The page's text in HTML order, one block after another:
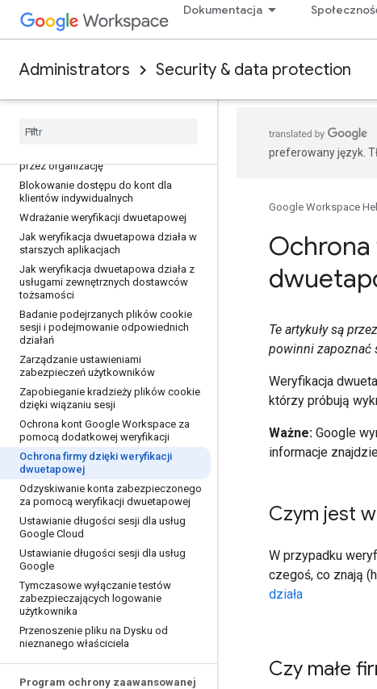
Dokumentacja
Administrators Security & data protection
Bezpieczeństwo konta
Wymuszanie weryfikacji dwuetapowej
na kontach administratorów
przez organizację
Blokowanie dostępu do kont dla
klientów indywidualnych
Wdrażanie weryfikacji dwuetapowej
Jak weryfikacja dwuetapowa działa w
starszych aplikacjach
Jak weryfikacja dwuetapowa działa z
usługami zewnętrznych dostawców
tożsamości
Badanie podejrzanych plików cookie
sesji i podejmowanie odpowiednich
działań
Zarządzanie ustawieniami
zabezpieczeń użytkowników
Zapobieganie kradzieży plików cookie
dzięki wiązaniu sesji
Ochrona kont Google Workspace za
pomocą dodatkowej weryfikacji
Ochrona firmy dzięki weryfikacji
dwuetapowej
Odzyskiwanie konta zabezpieczonego
za pomocą weryfikacji dwuetapowej
Ustawianie długości sesji dla usług
Google Cloud
Ustawianie długości sesji dla usług
Google
Tymczasowe wyłączanie testów
zabezpieczających logowanie
użytkownika
Przenoszenie pliku na Dysku od
nieznanego właściciela
Program ochrony zaawansowanej
preferowany język.
Google Workspace
Te artykuły są
powinni zapoznać
Weryfikacja
którzy próbują
Ważne: Google
informacje
Czym jest
W przypadku
czegoś, co znają
działa
Czy małe